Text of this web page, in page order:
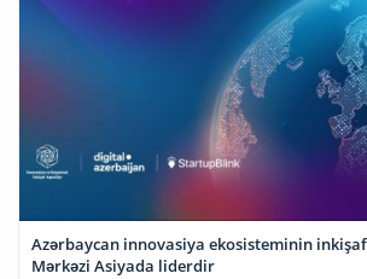
Azərbaycan innovasiya ekosisteminin
Mərkəzi Asiyada liderdir